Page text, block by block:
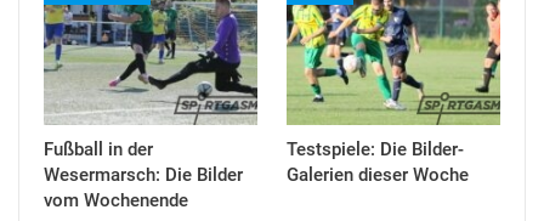
Fußball in der
Wesermarsch: Die Bilder
vom Wochenende
Testspiele: Die Bilder-
Galerien dieser Woche